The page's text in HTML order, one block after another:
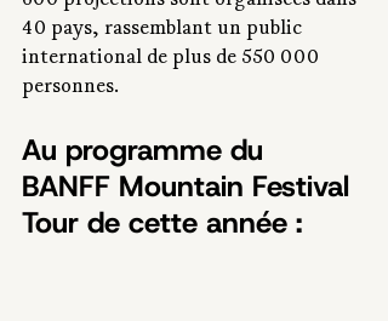
40 pays, rassemblant un public
international de plus de 550 000
personnes.
Au programme du
BANFF Mountain Festival
Tour de cette année :